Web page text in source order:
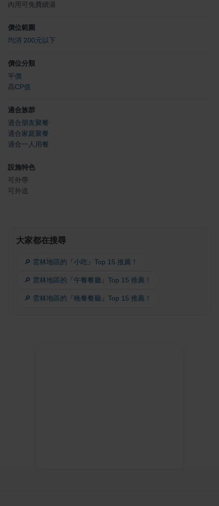
內用可免費續湯
價位範圍
均消 200元以下
價位分類
平價
高CP值
適合族群
適合朋友聚餐
適合家庭聚餐
適合一人用餐
設施特色
可外帶
可外送
大家都在搜尋
🔎 雲林地區的『小吃』Top 15 推薦！
🔎 雲林地區的『午餐餐廳』Top 15 推薦！
🔎 雲林地區的『晚餐餐廳』Top 15 推薦！